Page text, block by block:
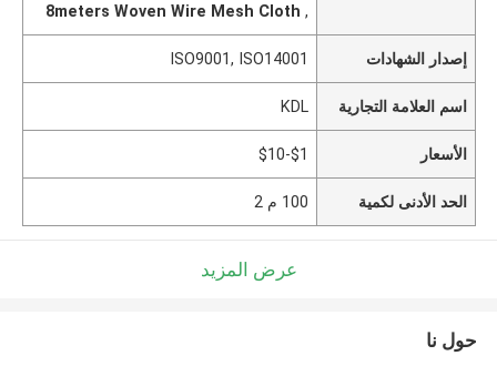
,
8meters Woven Wire Mesh Cloth
إصدار الشهادات ISO9001, ISO14001
اسم العلامة التجارية KDL
الأسعار $1-$10
الحد الأدنى لكمية 100 م 2
عرض المزيد
حول نا